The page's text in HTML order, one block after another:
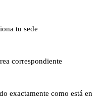
tu sede
correspondiente
exactamente como está en